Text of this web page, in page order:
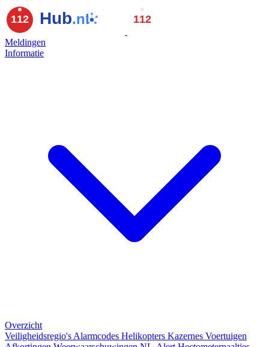
Meldingen
Informatie
Overzicht
Veiligheidsregio's Alarmcodes Helikopters Kazernes Voertuigen